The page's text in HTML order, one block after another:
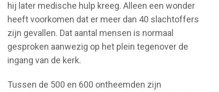
hij later medische hulp kreeg. Alleen een wonder
heeft voorkomen dat er meer dan 40 slachtoffers
zijn gevallen. Dat aantal mensen is normaal
gesproken aanwezig op het plein tegenover de
ingang van de kerk.
Tussen de 500 en 600 ontheemden zijn